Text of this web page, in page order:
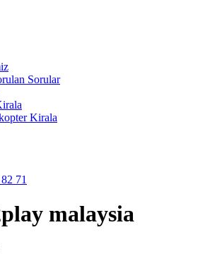
Sorular
Kirala
71
malaysia